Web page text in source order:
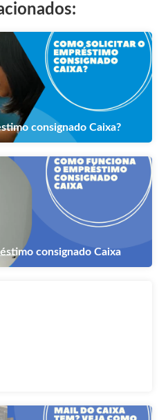
consignado Caixa?
consignado Caixa